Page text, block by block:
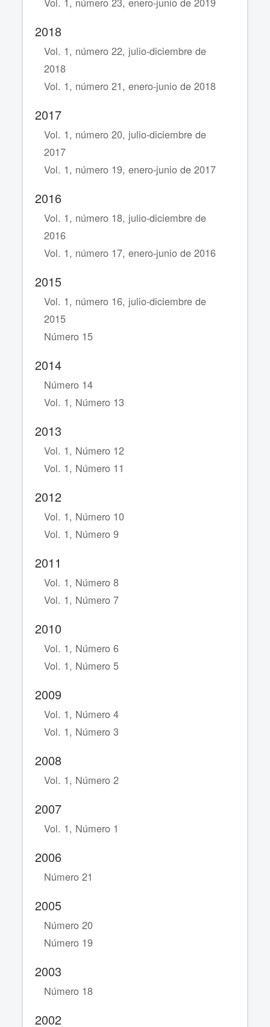
2018
Vol. 1, número 22, julio-diciembre de
2018
Vol. 1, número 21, enero-junio de 2018
2017
Vol. 1, número 20, julio-diciembre de
2017
Vol. 1, número 19, enero-junio de 2017
2016
Vol. 1, número 18, julio-diciembre de
2016
Vol. 1, número 17, enero-junio de 2016
2015
Vol. 1, número 16, julio-diciembre de
2015
Número 15
2014
Número 14
Vol. 1, Número 13
2013
Vol. 1, Número 12
Vol. 1, Número 11
2012
Vol. 1, Número 10
Vol. 1, Número 9
2011
Vol. 1, Número 8
Vol. 1, Número 7
2010
Vol. 1, Número 6
Vol. 1, Número 5
2009
Vol. 1, Número 4
Vol. 1, Número 3
2008
Vol. 1, Número 2
2007
Vol. 1, Número 1
2006
Número 21
2005
Número 20
Número 19
2003
Número 18
2002